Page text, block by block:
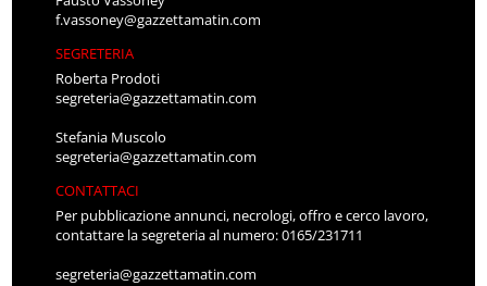
f.vassoney@gazzettamatin.com
SEGRETERIA
Roberta Prodoti
segreteria@gazzettamatin.com
Stefania Muscolo
segreteria@gazzettamatin.com
CONTATTACI
Per pubblicazione annunci, necrologi, offro e cerco lavoro,
contattare la segreteria al numero: 0165/231711
segreteria@gazzettamatin.com